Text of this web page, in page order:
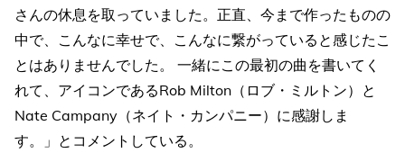
さんの休息を取っていました。正直、今まで作ったものの
中で、こんなに幸せで、こんなに繋がっていると感じたこ
とはありませんでした。 一緒にこの最初の曲を書いてく
れて、アイコンであるRob Milton（ロブ・ミルトン）と
Nate Campany（ネイト・カンパニー）に感謝しま
す。」とコメントしている。